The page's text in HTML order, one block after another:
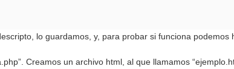
lo guardamos, y, para probar si funciona podemos
Creamos un archivo html, al que llamamos